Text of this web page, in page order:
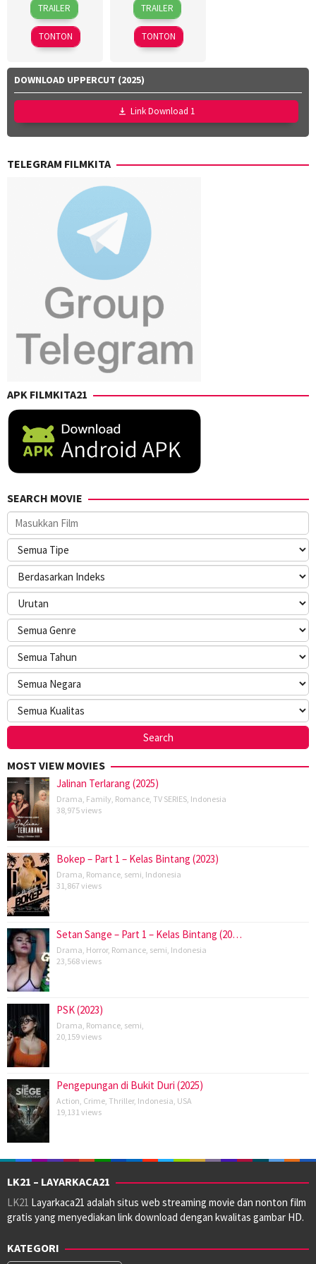
Jun
2026
Tanigaki
Kensuke
Sonomura
TRAILER
TONTON
Oct
2012
O'Connor
TRAILER
TONTON
DOWNLOAD UPPERCUT (2025)
Link Download 1
TELEGRAM FILMKITA
APK FILMKITA21
SEARCH MOVIE
MOST VIEW MOVIES
Jalinan Terlarang (2025)
Drama Family Romance TV SERIES Indonesia
38,975 views
Bokep – Part 1 – Kelas Bintang (2023)
Drama Romance semi Indonesia
31,867 views
Setan Sange – Part 1 – Kelas Bintang (20…
Drama Horror, Romance semi Indonesia
23,568 views
PSK (2023)
Drama Romance semi
20,159 views
Pengepungan di Bukit Duri (2025)
Action Crime Thriller, Indonesia USA
19,131 views
LK21 – LAYARKACA21
LK21 Layarkaca21 adalah situs web streaming movie dan nonton film
gratis yang menyediakan link download dengan kwalitas gambar HD.
KATEGORI